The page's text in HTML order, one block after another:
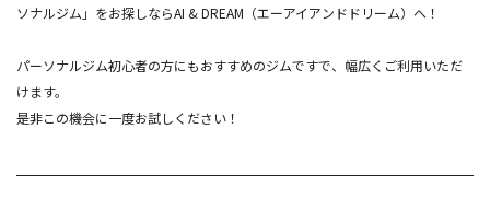
ソナルジム」をお探しならAI & DREAM（エーアイアンドドリーム）へ！
パーソナルジム初心者の方にもおすすめのジムですで、幅広くご利用いただ
けます。
是非この機会に一度お試しください！